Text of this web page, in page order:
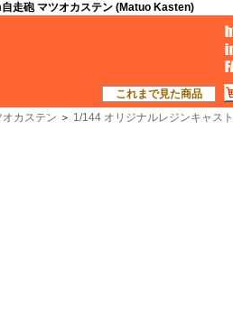
走砲 マツオカステン (Matuo Kasten)
オカステン ＞ 1/144 オリジナルレジンキャスト
これまで見た商品